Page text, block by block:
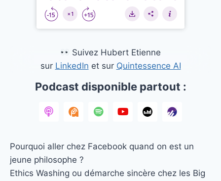
Suivez Hubert Etienne
sur LinkedIn et sur Quintessence AI
Podcast disponible partout :
Pourquoi aller chez Facebook quand on est un
jeune philosophe ?
Ethics Washing ou démarche sincère chez les Big